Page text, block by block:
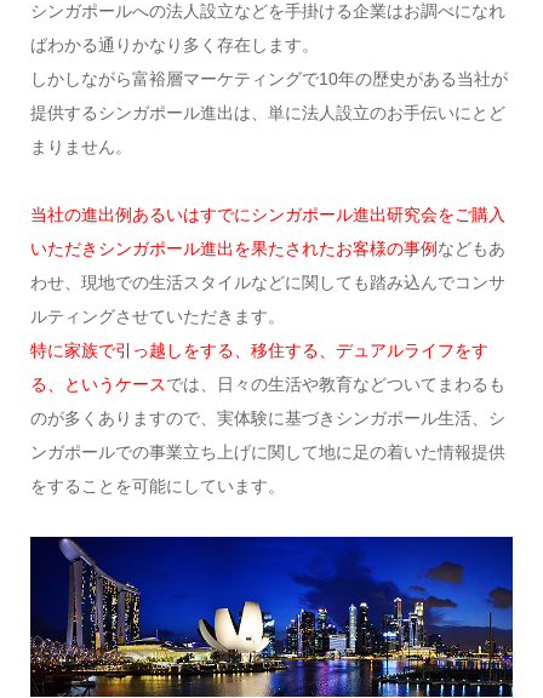
シンガポールへの法人設立などを手掛ける企業はお調べになれ
ばわかる通りかなり多く存在します。
しかしながら富裕層マーケティングで10年の歴史がある当社が
提供するシンガポール進出は、単に法人設立のお手伝いにとど
まりません。
当社の進出例あるいはすでにシンガポール進出研究会をご購入
いただきシンガポール進出を果たされたお客様の事例 などもあ
わせ、現地での生活スタイルなどに関しても踏み込んでコンサ
ルティングさせていただきます。
特に家族で引っ越しをする、移住する、デュアルライフをす
る、というケースでは、日々の生活や教育などついてまわるも
のが多くありますので、実体験に基づきシンガポール生活、シ
ンガポールでの事業立ち上げに関して地に足の着いた情報提供
をすることを可能にしています。